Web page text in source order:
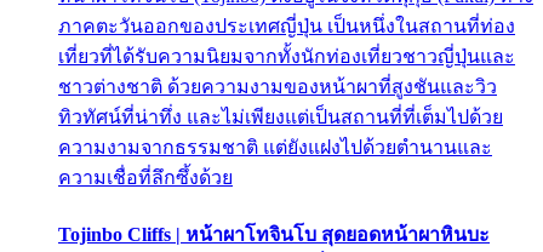
ภาคตะวันออกของประเทศญี่ปุ่น เป็นหนึ่งในสถานที่ท่อง
เที่ยวที่ได้รับความนิยมจากทั้งนักท่องเที่ยวชาวญี่ปุ่นและ
ชาวต่างชาติ ด้วยความงามของหน้าผาที่สูงชันและวิว
ทิวทัศน์ที่น่าทึ่ง และไม่เพียงแต่เป็นสถานที่ที่เต็มไปด้วย
ความงามจากธรรมชาติ แต่ยังแฝงไปด้วยตำนานและ
ความเชื่อที่ลึกซึ้งด้วย
Tojinbo Cliffs | หน้าผาโทจินโบ สุดยอดหน้าผาหินบะ